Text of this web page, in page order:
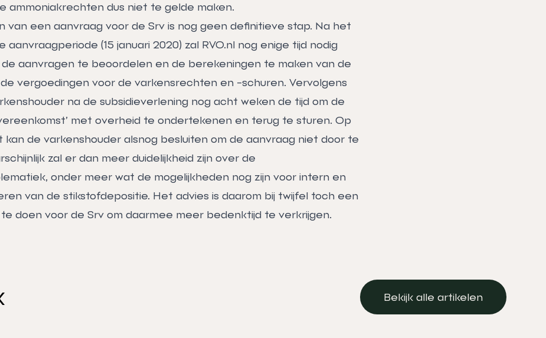
ammoniakrechten dus niet te gelde maken.
van een aanvraag voor de Srv is nog geen definitieve stap. Na het
aanvraagperiode (15 januari 2020) zal RVO.nl nog enige tijd nodig
aanvragen te beoordelen en de berekeningen te maken van de
vergoedingen voor de varkensrechten en -schuren. Vervolgens
na de subsidieverlening nog acht weken de tijd om de
met overheid te ondertekenen en terug te sturen. Op
kan de varkenshouder alsnog besluiten om de aanvraag niet door te
zal er dan meer duidelijkheid zijn over de
onder meer wat de mogelijkheden nog zijn voor intern en
van de stikstofdepositie. Het advies is daarom bij twijfel toch een
doen voor de Srv om daarmee meer bedenktijd te verkrijgen.
Bekijk alle artikelen
Bekijk alle artikelen